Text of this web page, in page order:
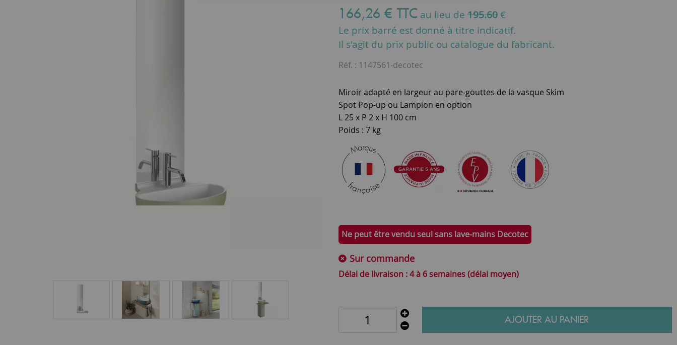
166,26 € TTC au lieu de 195.60€
Le prix barré est donné à titre indicatif.
Il s'agit du prix public ou catalogue du fabricant.
Réf. : 1147561-decotec
Miroir adapté en largeur au pare-gouttes de la vasque Skim
Spot Pop-up ou Lampion en option
L 25 x P 2 x H 100 cm
Poids : 7 kg
Ne peut être vendu seul sans lave-mains Decotec
Sur commande
4 à 6 semaines (délai moyen)
AJOUTER AU PANIER